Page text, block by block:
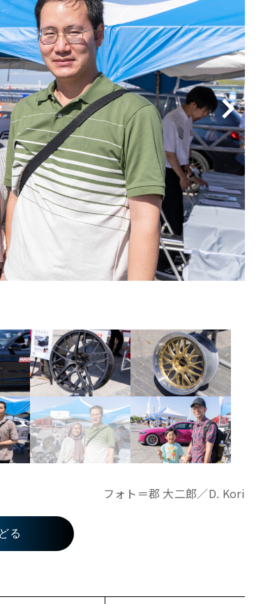
トヨタ
日産
スバル
マツダ
ダイハツ
スズキ
フォト＝郡 大二郎／D. Kori
る